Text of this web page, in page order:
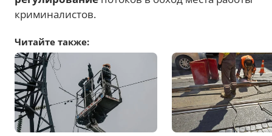
криминалистов.
Читайте также: